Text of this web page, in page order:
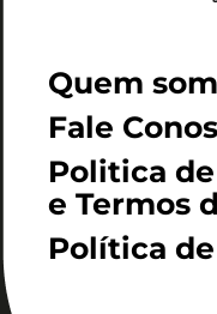
Quem
Fale
Politica
e Termos
Política